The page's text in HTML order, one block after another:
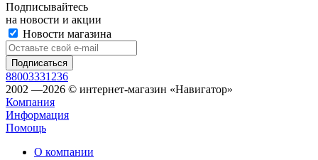
Подписывайтесь
на новости и акции
Новости магазина
88003331236
2002 —2026 © интернет-магазин «Навигатор»
Компания
Информация
Помощь
О компании